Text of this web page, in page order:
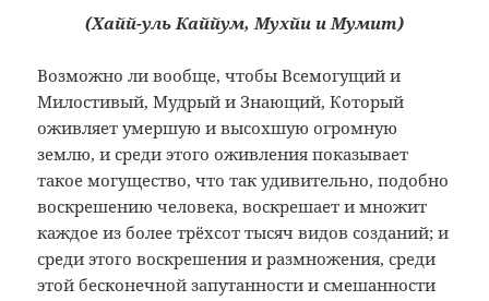
(Хайй-уль Каййум, Мухйи и Мумит)
Возможно ли вообще, чтобы Всемогущий и
Милостивый, Мудрый и Знающий, Который
оживляет умершую и высохшую огромную
землю, и среди этого оживления показывает
такое могущество, что так удивительно, подобно
воскрешению человека, воскрешает и множит
каждое из более трёхсот тысяч видов созданий; и
среди этого воскрешения и размножения, среди
этой бесконечной запутанности и смешанности